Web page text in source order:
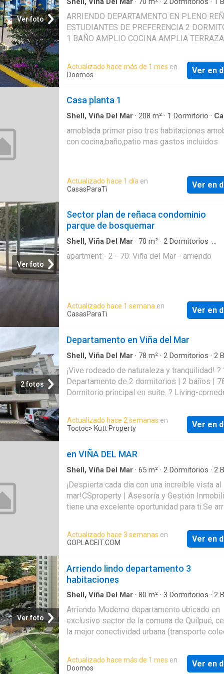
Lavandería - 3 quinchos en azotea - 3
Juegos infantiles - Multicancha - Sala
Características generales: - Seguridad: 24
Ver foto
Terraza
Piscina
ARRIENDO DEPARTAMENTO EN PLENO
ESTUDIANTES DE PREFERENCIA 2
1 BAÑO AMPLIO COCINA AMPLIA TERRAZA
ESTACIONAMIENTO AMOBLADO
600.000 CON TV CABLE, INTERNET Y
DE LA FACULTAD DE MEDICINA
Actualizado hace más de 1 mes en
Doomos
Ver en
Casa planta 1
Shell, Viña Del Mar · 208 m² · 1 Dormitorio ·
amoblada primer piso tres habitaciones
con cocina,baño,patio mas gastos incluidos
Actualizado hace 1 día en
CasasParaTi
Ver en
Ver foto
Sector plan de reñaca condominio
parque de bosquemar
Shell, Viña Del Mar · 70 m² · 2 Dormitorios ·
apartment - 2 - 70: Viña del Mar - arriendo
Actualizado hace 1 semana en
CasasParaTi
Ver en
2 fotos
Departamento en Viña del Mar
Shell, Viña Del Mar · 78 m² · 2 Dormitorios · 2
Zona de secado· Piscina·Seguridad
¡Vive rodeado de naturaleza y tranquilidad! ?
Departamento de 2 dormitorios | 2 baños |
Dormitorio principal en suite. ? Living-
tradicional. ? Logia independiente. ? 1
estacionamiento. ? Condominio con piscina
sala multiuso amplias áreas verdes
estacionamientos de visitas y conserjería con
seguridad 24/7. ? *Arriendo:* $560.000 ?
comunes:* $98.000 ? ¡Contáctanos para
visita! #Arriendo #Reñaca
#DepartamentoEnArriendo #ViñaDelMar
#CorredoraDePropiedades
#BrokerInmobiliarioViñaDelMar
Actualizado hace 2 semanas en
Toctoc> Kutt Property Ver en
en VIÑA DEL MAR
Shell, Viña Del Mar · 65 m² · 2 Dormitorios · 2
¡Despierta cada día con una increíble vista al
mar!CSproperty | Asesoría y Gestión
tiene una excelente oportunidad para ti.Se
estacionamiento subterráneo y 1 bodega,
en el exclusivo sector de Jardín del Mar,
barrio residencial, seguro y tranquilo, ideal
del borde costero de Reñaca.-15 minutos de
Concón.-Cercano a supermercados, colegios,
Actualizado hace 3 semanas en
GOPLACEIT.COM
Ver en
Ver foto
Arriendo lindo departamento 3
habitaciones
Shell, Viña Del Mar · 80 m² · 3 Dormitorios · 2
Arriendo Moderno departamento ubicado en
exclusivo sector de la comuna de Quilpué,
la mejor conectividad urbana (transporte
pasos de la Universidad Técnica Santa María,
institutos y polos comerciales, lo que
Actualizado hace más de 1 mes en
Doomos
Ver en